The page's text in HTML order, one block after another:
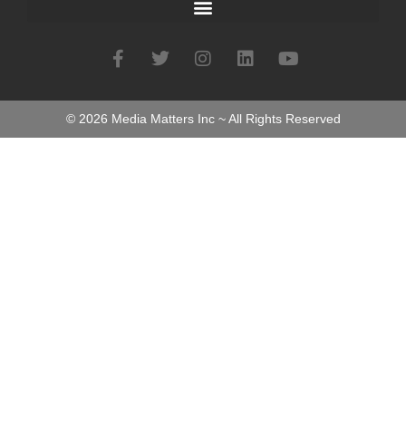
© 2026 Media Matters Inc ~ All Rights Reserved